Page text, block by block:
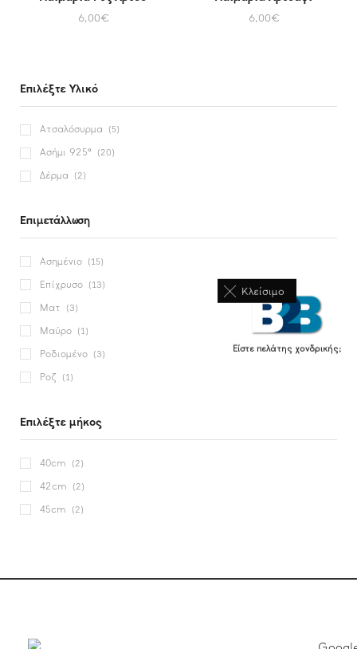
Κλείσιμο
Είστε πελάτης χονδρικής;
6,00€ 6,00€
Επιλέξτε Υλικό
Ατσαλόσυρμα (5)
Ασήμι 925° (20)
Δέρμα (2)
Επιμετάλλωση
Ασημένιο (15)
Επίχρυσο (13)
Ματ (3)
Μαύρο (1)
Ροδιομένο (3)
Ροζ (1)
Επιλέξτε μήκος
40cm (2)
42cm (2)
45cm (2)